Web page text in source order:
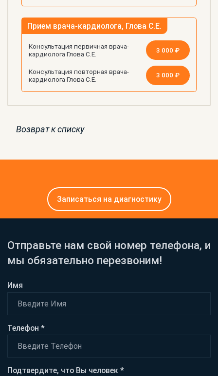
Прием врача-кардиолога, Глова С.Е.
Консультация первичная врача-
кардиолога Глова С.Е.
3 000 ₽
Консультация повторная врача-
кардиолога Глова С.Е.
3 000 ₽
Возврат к списку
Записаться на диагностику
Отправьте нам свой номер телефона, и
мы обязательно перезвоним!
Имя
Телефон *
Подтвердите, что Вы человек *